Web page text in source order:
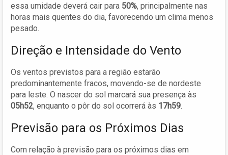
essa umidade deverá cair para 50%, principalmente nas
horas mais quentes do dia, favorecendo um clima menos
pesado.
Direção e Intensidade do Vento
Os ventos previstos para a região estarão
predominantemente fracos, movendo-se de nordeste
para leste. O nascer do sol marcará sua presença às
05h52, enquanto o pôr do sol ocorrerá às 17h59.
Previsão para os Próximos Dias
Com relação à previsão para os próximos dias em